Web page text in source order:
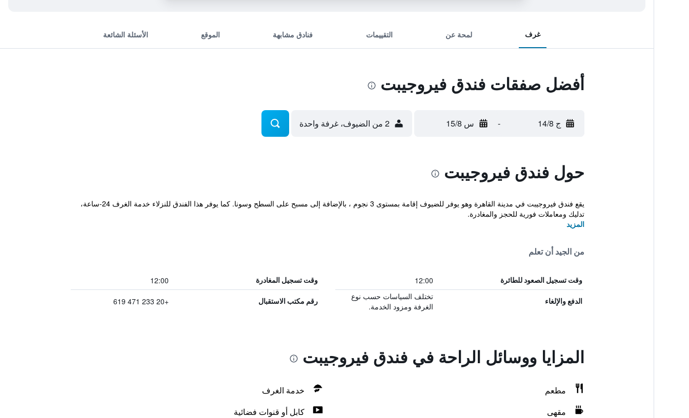
غرف لمحة عن التقييمات فنادق مشابهة الموقع الأسئلة الشائعة
أفضل صفقات فندق فيروجيبت
ج 14/8 - س 15/8 2 من الضيوف، غرفة واحدة
حول فندق فيروجيبت
يقع فندق فيروجيبت في مدينة القاهرة وهو يوفر للضيوف إقامة بمستوى 3 نجوم ، بالإضافة إلى مسبح على السطح وسونا. كما يوفر هذا الفندق للنزلاء خدمة الغرف 24-ساعة،
تدليك ومعاملات فورية للحجز والمغادرة.
المزيد
من الجيد أن تعلم
وقت تسجيل الصعود للطائرة 12:00 وقت تسجيل المغادرة 12:00
الدفع والإلغاء
تختلف السياسات حسب نوع
الغرفة ومزود الخدمة.
رقم مكتب الاستقبال +20 233 471 619
المزايا ووسائل الراحة في فندق فيروجيبت
مطعم
خدمة الغرف
مقهى
كابل أو قنوات فضائية